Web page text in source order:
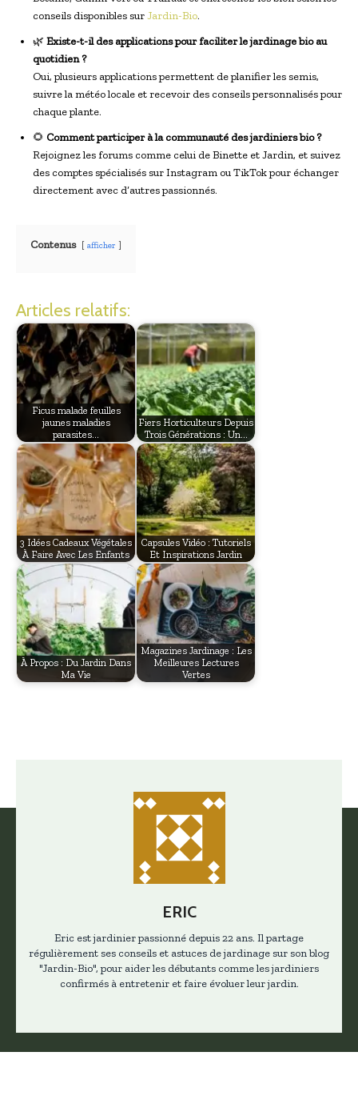
conseils disponibles surJardin-Bio.
🌿 Existe-t-il des applications pour faciliter le jardinage bio au
quotidien ?
Oui, plusieurs applications permettent de planifier les semis,
suivre la météo locale et recevoir des conseils personnalisés pour
chaque plante.
🌻 Comment participer à la communauté des jardiniers bio ?
Rejoignez les forums comme celui de Binette et Jardin, et suivez
des comptes spécialisés sur Instagram ou TikTok pour échanger
directement avec d’autres passionnés.
Contenus afficher
Articles relatifs:
Ficus malade feuilles
jaunes maladies
parasites…
Fiers Horticulteurs Depuis
Trois Générations : Un…
3 Idées Cadeaux Végétales
À Faire Avec Les Enfants
Capsules Vidéo : Tutoriels
Et Inspirations Jardin
À Propos : Du Jardin Dans
Ma Vie
Magazines Jardinage : Les
Meilleures Lectures
Vertes
ERIC
Eric est jardinier passionné depuis 22 ans. Il partage
régulièrement ses conseils et astuces de jardinage sur son blog
"Jardin-Bio", pour aider les débutants comme les jardiniers
confirmés à entretenir et faire évoluer leur jardin.